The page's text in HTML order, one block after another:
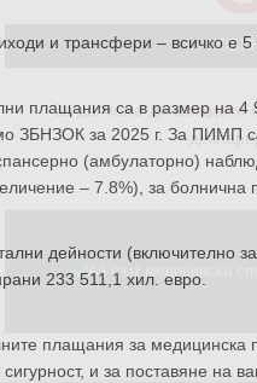
и трансфери – всичко е 5
плащания са в размер на
ЗБНЗОК за 2025 г. За ПИМП
(амбулаторно)
– 7.8%), за
дейности (включително
233 511,1 хил. евро.
плащания за медицинска
и за поставяне на
За да може да